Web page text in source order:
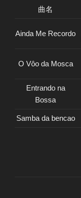
曲名
Ainda Me Recordo
O Vôo da Mosca
Entrando na
Bossa
Samba da bencao